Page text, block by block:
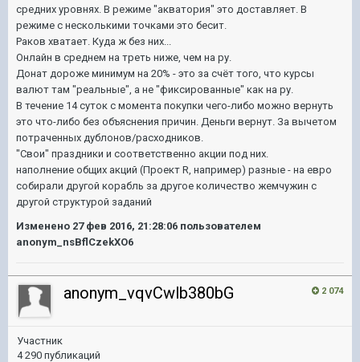
средних уровнях. В режиме "акватория" это доставляет. В
режиме с несколькими точками это бесит.
Раков хватает. Куда ж без них...
Онлайн в среднем на треть ниже, чем на ру.
Донат дороже минимум на 20% - это за счёт того, что курсы
валют там "реальные", а не "фиксированные" как на ру.
В течение 14 суток с момента покупки чего-либо можно вернуть
это что-либо без объяснения причин. Деньги вернут. За вычетом
потраченных дублонов/расходников.
"Свои" праздники и соответственно акции под них.
наполнение общих акций (Проект R, например) разные - на евро
собирали другой корабль за другое количество жемчужин с
другой структурой заданий
Изменено 27 фев 2016, 21:28:06 пользователем
anonym_nsBflCzekXO6
2 074
anonym_vqvCwlb380bG
Участник
4 290 публикаций